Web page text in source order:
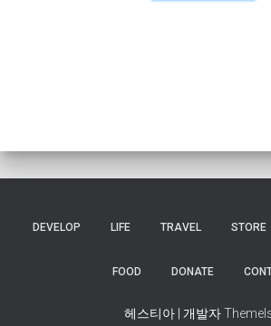
DEVELOP LIFE TRAVEL STORE
FOOD DONATE
헤스티아 | 개발자